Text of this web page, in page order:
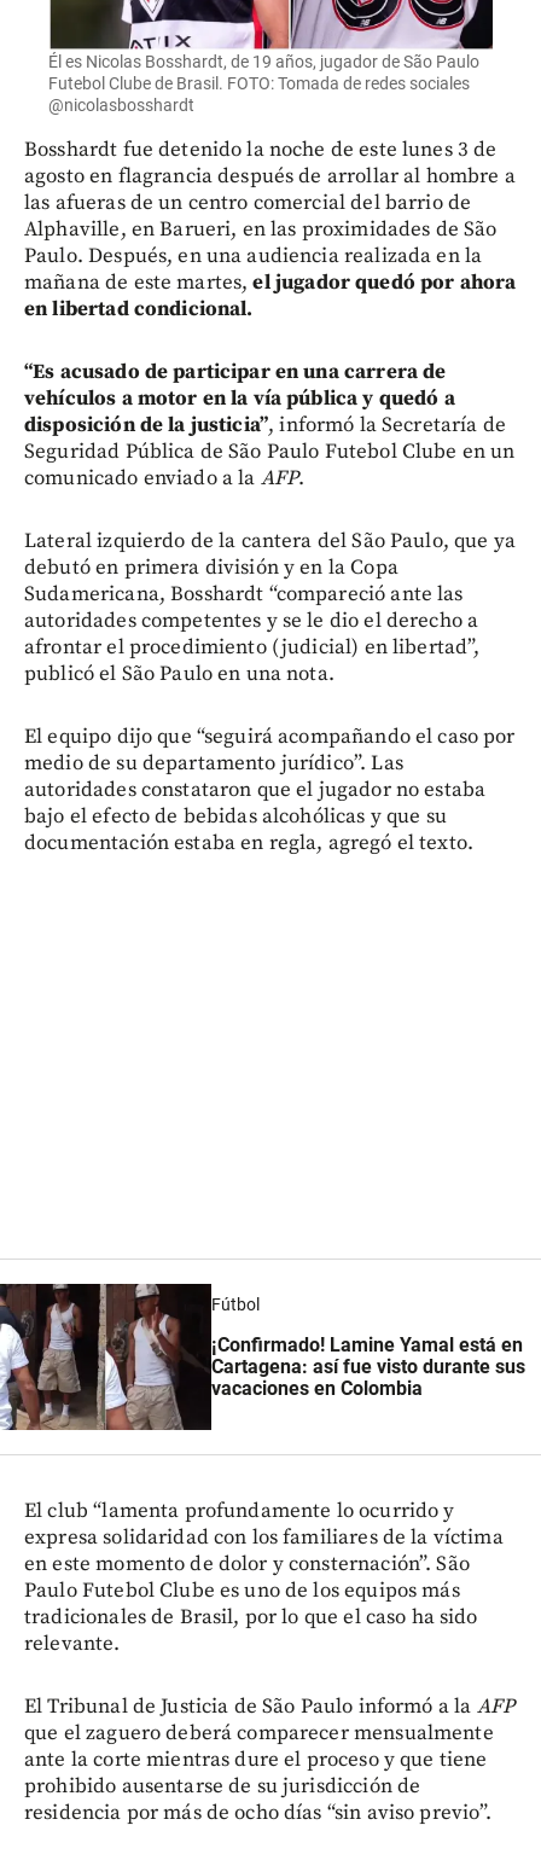
Él es Nicolas Bosshardt, de 19 años, jugador de São Paulo
Futebol Clube de Brasil. FOTO: Tomada de redes sociales
@nicolasbosshardt
Bosshardt fue detenido la noche de este lunes 3 de
agosto en flagrancia después de arrollar al hombre a
las afueras de un centro comercial del barrio de
Alphaville, en Barueri, en las proximidades de São
Paulo. Después, en una audiencia realizada en la
mañana de este martes,el jugador quedó por ahora
en libertad condicional.
“Es acusado de participar en una carrera de
vehículos a motor en la vía pública y quedó a
disposición de la justicia”, informó la Secretaría de
Seguridad Pública de São Paulo Futebol Clube en un
comunicado enviado a la AFP.
Lateral izquierdo de la cantera del São Paulo, que ya
debutó en primera división y en la Copa
Sudamericana, Bosshardt “compareció ante las
autoridades competentes y se le dio el derecho a
afrontar el procedimiento (judicial) en libertad”,
publicó el São Paulo en una nota.
El equipo dijo que “seguirá acompañando el caso por
medio de su departamento jurídico”. Las
autoridades constataron que el jugador no estaba
bajo el efecto de bebidas alcohólicas y que su
documentación estaba en regla, agregó el texto.
Fútbol
¡Confirmado! Lamine Yamal está en
Cartagena: así fue visto durante sus
vacaciones en Colombia
El club “lamenta profundamente lo ocurrido y
expresa solidaridad con los familiares de la víctima
en este momento de dolor y consternación”. São
Paulo Futebol Clube es uno de los equipos más
tradicionales de Brasil, por lo que el caso ha sido
relevante.
El Tribunal de Justicia de São Paulo informó a la AFP
que el zaguero deberá comparecer mensualmente
ante la corte mientras dure el proceso y que tiene
prohibido ausentarse de su jurisdicción de
residencia por más de ocho días “sin aviso previo”.